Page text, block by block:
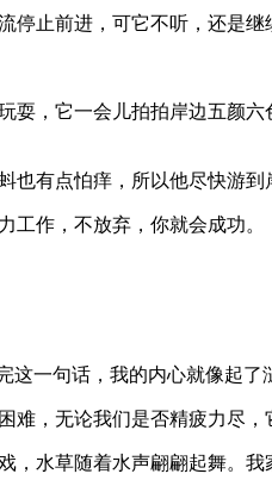
停止前进，可它不听，还是
耍，它一会儿拍拍岸边五颜
也有点怕痒，所以他尽快游到
工作，不放弃，你就会成功。
这一句话，我的内心就像起
难，无论我们是否精疲力尽
，水草随着水声翩翩起舞。